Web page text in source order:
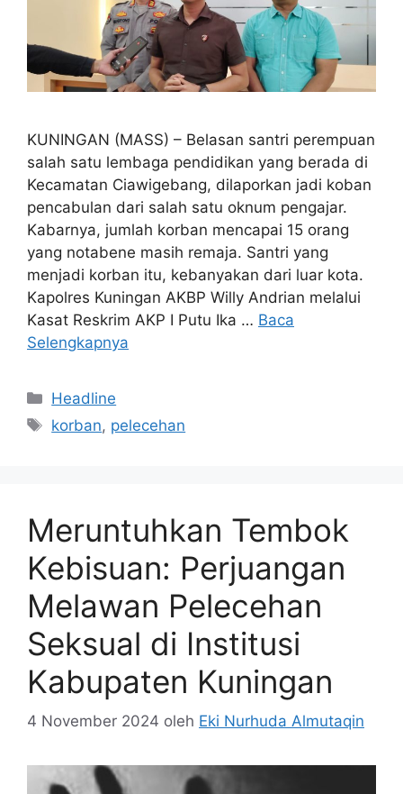
KUNINGAN (MASS) – Belasan santri perempuan
salah satu lembaga pendidikan yang berada di
Kecamatan Ciawigebang, dilaporkan jadi koban
pencabulan dari salah satu oknum pengajar.
Kabarnya, jumlah korban mencapai 15 orang
yang notabene masih remaja. Santri yang
menjadi korban itu, kebanyakan dari luar kota.
Kapolres Kuningan AKBP Willy Andrian melalui
Kasat Reskrim AKP I Putu Ika … Baca
Selengkapnya
Kategori
Headline
Tag
korban, pelecehan
Meruntuhkan Tembok
Kebisuan: Perjuangan
Melawan Pelecehan
Seksual di Institusi
Kabupaten Kuningan
4 November 2024 oleh Eki Nurhuda Almutaqin